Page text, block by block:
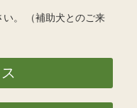
。
（補助犬とのご来